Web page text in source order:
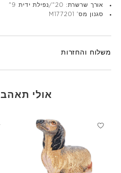
אורך שרשרת: 20"/נפילת ידית 9"
סגנון מס' M177201
משלוח והחזרות
אולי